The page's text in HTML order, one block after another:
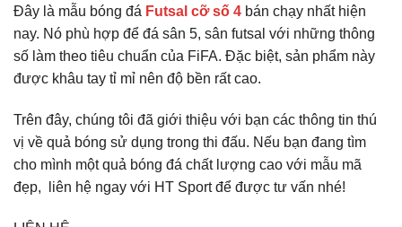
Đây là mẫu bóng đá Futsal cỡ số 4 bán chạy nhất hiện
nay. Nó phù hợp để đá sân 5, sân futsal với những thông
số làm theo tiêu chuẩn của FiFA. Đặc biệt, sản phẩm này
được khâu tay tỉ mỉ nên độ bền rất cao.
Trên đây, chúng tôi đã giới thiệu với bạn các thông tin thú
vị về quả bóng sử dụng trong thi đấu. Nếu bạn đang tìm
cho mình một quả bóng đá chất lượng cao với mẫu mã
đẹp, liên hệ ngay với HT Sport để được tư vấn nhé!